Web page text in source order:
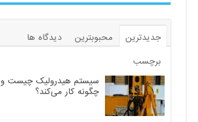
جدیدترین محبوبترین
دیدگاه ها
برچسب
سیستم هیدرولیک چیست و
چگونه کار می‌کند؟